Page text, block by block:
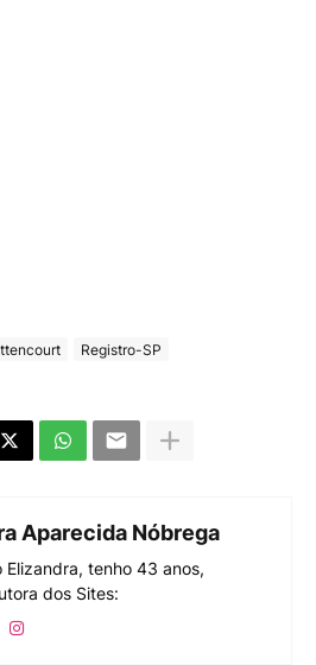
Registro-SP
Aparecida Nóbrega
Elizandra, tenho 43 anos,
dos Sites: